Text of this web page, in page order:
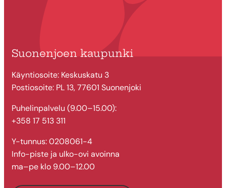
Suonenjoen kaupunki
Käyntiosoite: Keskuskatu 3
Postiosoite: PL 13, 77601 Suonenjoki
Puhelinpalvelu (9.00–15.00):
+358 17 513 311
Y-tunnus: 0208061-4
Info-piste ja ulko-ovi avoinna
ma–pe klo 9.00–12.00